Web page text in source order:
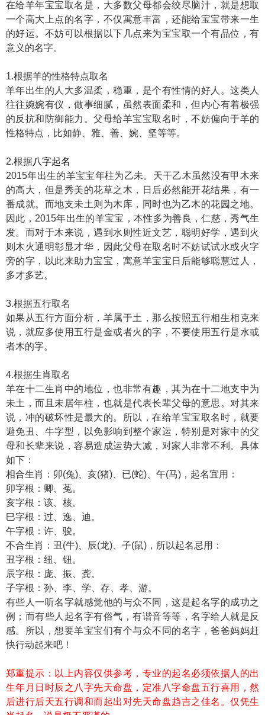
在给羊年宝宝取名是，大多数父母都会绞尽脑汁，就是想取
一个高大上点的名字，不仅寓意丰富，还能给宝宝带来一生
的好运。不妨可以根据以下几点来为宝宝取一个有品位，有
意义的名字。
1.根据羊的性格特点取名
羊年出生的人大多温柔，稳重，是个有性情的好人。这类人
往往婉婉有仪，做事细腻，虽然表面柔和，但内心有着极强
的反抗和防御能力。父母给羊宝宝取名时，不妨偏向于羊的
性格特点，比如静、雅、善、婉、坚等等。
2.根据八字起名
2015年出生的羊宝宝年柱为乙未。天干乙木虽然没有甲木来
的高大，但是秀美的花草之木，日后必然能开花结果，有一
番成就。而地支未土则为木库，同时也为乙木的花园之地。
因此，2015年出生的羊宝宝，本性多为善良，仁慈，秀气生
发。而对于木来说，遇到水则性近文艺，聪明好学，遇到火
则木火通明彰显才华，因此父母在取名时不妨试试水或火字
旁的字，以此来助力宝宝，寓意羊宝宝日后能够聪慧过人，
多才多艺。
3.根据五行取名
如果从五行方面分析，羊属于土，那么按照五行相生相克来
说，就应多使用五行是金或者火的字，不要使用五行是水或
者木的字。
4.根据生肖取名
羊在十二生肖中的地位，也非常有趣，其为在十二地支中为
未土，而且未居年柱，也就是代表长辈父母的意思。对其来
说，冲的破坏性是最大的。所以，在给羊宝宝取名时，就要
避免丑、牛字型，以免影响到整个家运，特别是对家中的父
母和长辈来说，容易造成运势大减，对家人非常不利。具体
如下：
相合生肖：卯(兔)、亥(猪)、已(蛇)、午(马)，起名宜用：
卯字根：卿、菟。
亥字根：该、核。
巳字根：过、逸、迪。
午字根：许、骏。
不合生肖：丑(牛)、辰(龙)、子(鼠)，所以起名忌用：
丑字根：纽、钮。
辰字根：庞、振、龚。
子字根：孙、李、学、存、孝、游。
有些人一听名字就感觉他的与众不同，这是起名字的成功之
例；而有些人起名字有俗气，有谐音等等，名字给人就是反
感。所以，想要羊宝宝们有个与众不同的名字，爸爸妈妈赶
快行动起来吧！
郑重提示：以上内容仅供参考，专业的起名必须依据人的出
生年月日时辰之八字先天命盘，定准八字命盘五行喜用，然
后进行后天五行调和而起出对先天命盘趋吉之佳名。仅凭生